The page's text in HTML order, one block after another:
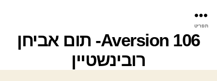
תפריט
106 Aversion- תום אביחן
רובינשטיין